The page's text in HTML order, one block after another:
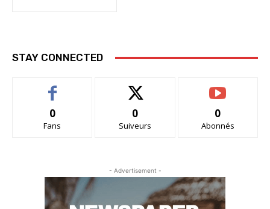
STAY CONNECTED
0
Fans
0
Suiveurs
0
Abonnés
- Advertisement -